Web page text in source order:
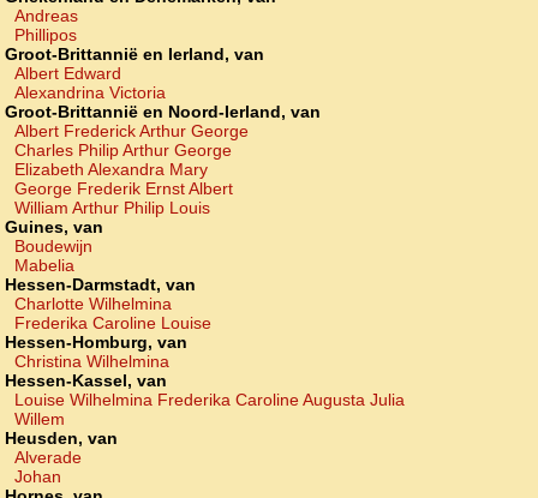
Andreas
Phillipos
Groot-Brittannië en Ierland, van
Albert Edward
Alexandrina Victoria
Groot-Brittannië en Noord-Ierland, van
Albert Frederick Arthur George
Charles Philip Arthur George
Elizabeth Alexandra Mary
George Frederik Ernst Albert
William Arthur Philip Louis
Guines, van
Boudewijn
Mabelia
Hessen-Darmstadt, van
Charlotte Wilhelmina
Frederika Caroline Louise
Hessen-Homburg, van
Christina Wilhelmina
Hessen-Kassel, van
Louise Wilhelmina Frederika Caroline Augusta Julia
Willem
Heusden, van
Alverade
Johan